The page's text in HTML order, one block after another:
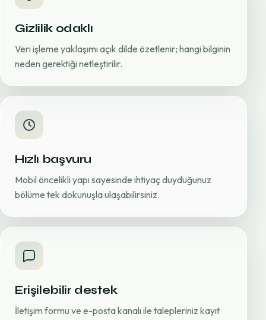
Gizlilik odaklı
Veri işleme yaklaşımı açık dilde özetlenir; hangi bilginin
neden gerektiği netleştirilir.
Hızlı başvuru
Mobil öncelikli yapı sayesinde ihtiyaç duyduğunuz
bölüme tek dokunuşla ulaşabilirsiniz.
Erişilebilir destek
İletişim formu ve e-posta kanalı ile talepleriniz kayıt